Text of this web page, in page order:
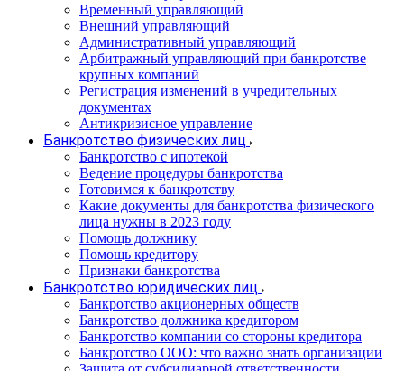
Временный управляющий
Внешний управляющий
Административный управляющий
Арбитражный управляющий при банкротстве
крупных компаний
Регистрация изменений в учредительных
документах
Антикризисное управление
Банкротство физических лиц
Банкротство с ипотекой
Ведение процедуры банкротства
Готовимся к банкротству
Какие документы для банкротства физического
лица нужны в 2023 году
Помощь должнику
Помощь кредитору
Признаки банкротства
Банкротство юридических лиц
Банкротство акционерных обществ
Банкротство должника кредитором
Банкротство компании со стороны кредитора
Банкротство ООО: что важно знать организации